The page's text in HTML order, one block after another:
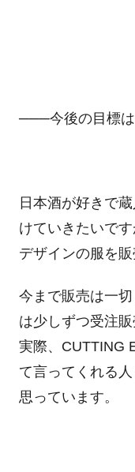
───今後の目標は
日本酒が好きで
けていきたいで
デザインの服を販
今まで販売は一
は少しずつ受注
実際、 CUTTING
て言ってくれる
思っています。